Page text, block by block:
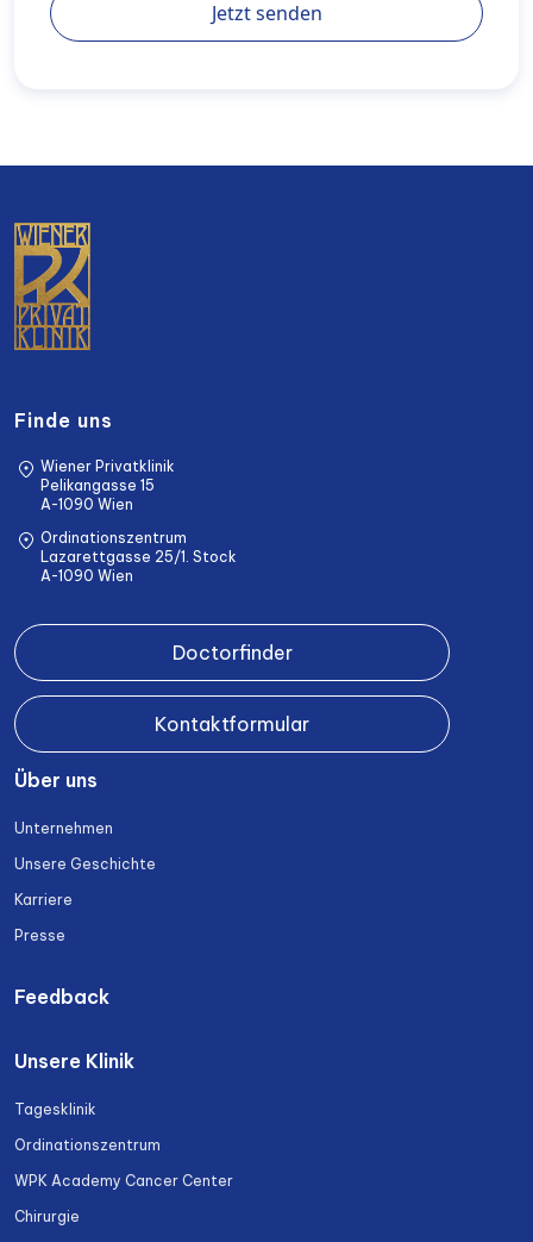
Jetzt senden
Finde uns
Wiener Privatklinik
Pelikangasse 15
A-1090 Wien
Ordinationszentrum
Lazarettgasse 25/1. Stock
A-1090 Wien
Doctorfinder
Kontaktformular
Über uns
Unternehmen
Unsere Geschichte
Karriere
Presse
Feedback
Unsere Klinik
Tagesklinik
Ordinationszentrum
WPK Academy Cancer Center
Chirurgie